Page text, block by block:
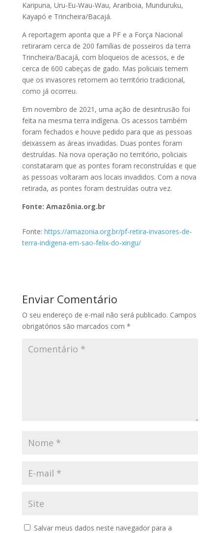
Karipuna, Uru-Eu-Wau-Wau, Arariboia, Munduruku,
Kayapó e Trincheira/Bacajá.
A reportagem aponta que a PF e a Força Nacional
retiraram cerca de 200 famílias de posseiros da terra
Trincheira/Bacajá, com bloqueios de acessos, e de
cerca de 600 cabeças de gado. Mas policiais temem
que os invasores retornem ao território tradicional,
como já ocorreu.
Em novembro de 2021, uma ação de desintrusão foi
feita na mesma terra indígena. Os acessos também
foram fechados e houve pedido para que as pessoas
deixassem as áreas invadidas. Duas pontes foram
destruídas. Na nova operação no território, policiais
constataram que as pontes foram reconstruídas e que
as pessoas voltaram aos locais invadidos. Com a nova
retirada, as pontes foram destruídas outra vez.
Fonte: Amazônia.org.br
Fonte: https://amazonia.org.br/pf-retira-invasores-de-
terra-indigena-em-sao-felix-do-xingu/
Enviar Comentário
O seu endereço de e-mail não será publicado. Campos
obrigatórios são marcados com *
Salvar meus dados neste navegador para a